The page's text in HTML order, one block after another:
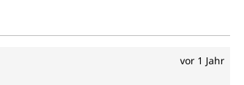
vor 1 Jahr